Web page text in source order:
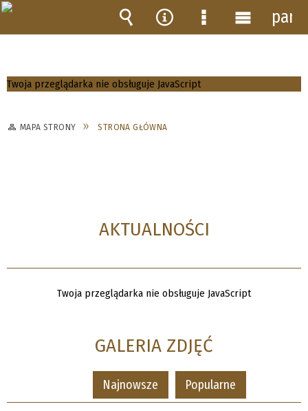
Twoja przeglądarka nie obsługuje JavaScript
MAPA STRONY STRONA GŁÓWNA
AKTUALNOŚCI
Twoja przeglądarka nie obsługuje JavaScript
GALERIA ZDJĘĆ
Najnowsze Popularne
Wyszukiwarka
Narzędzia
MenuMenu